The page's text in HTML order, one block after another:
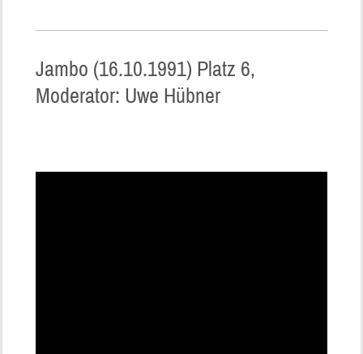
Jambo (16.10.1991) Platz 6,
Moderator: Uwe Hübner